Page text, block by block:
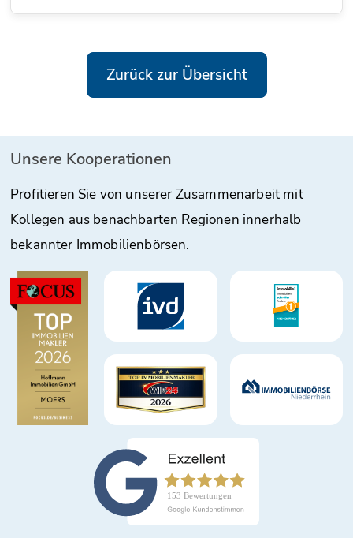
Zurück zur Übersicht
Unsere Kooperationen
Profitieren Sie von unserer Zusammenarbeit mit
Kollegen aus benachbarten Regionen innerhalb
bekannter Immobilienbörsen.